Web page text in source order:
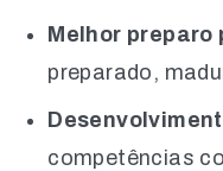
Melhor
preparado,
competências